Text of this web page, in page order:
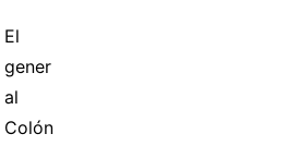
El
gener
al
Colón